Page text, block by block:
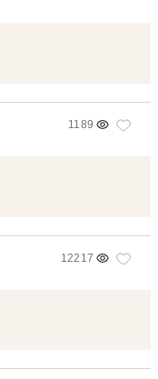
1189
12217